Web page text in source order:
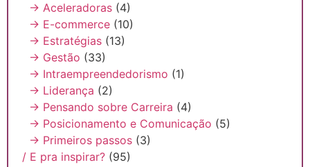
→ Aceleradoras (4)
→ E-commerce (10)
→ Estratégias (13)
→ Gestão (33)
→ Intraempreendedorismo (1)
→ Liderança (2)
→ Pensando sobre Carreira (4)
→ Posicionamento e Comunicação (5)
→ Primeiros passos (3)
/ E pra inspirar? (95)